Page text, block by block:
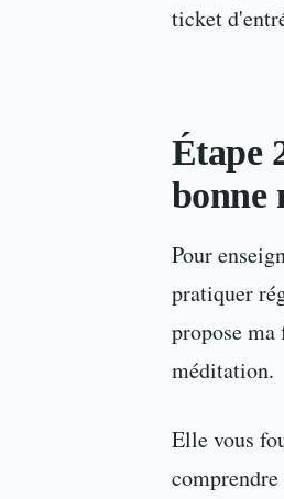
ticket
Étape
bonne
Pour
pratiquer
propose
méditation.
Elle vous